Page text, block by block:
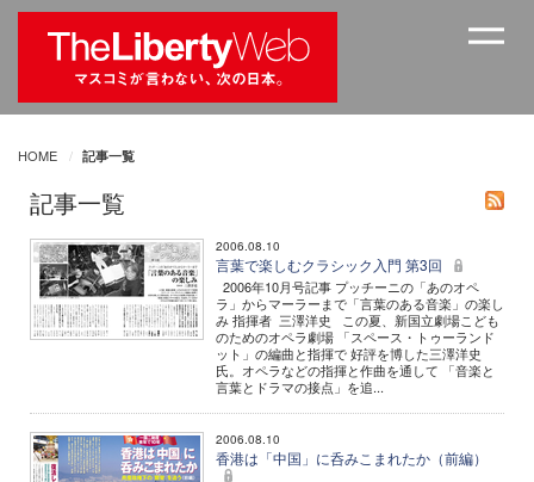
HOME 記事一覧
記事一覧
2006.08.10
言葉で楽しむクラシック入門 第3回
2006年10月号記事 プッチーニの「あのオペ
ラ」からマーラーまで「言葉のある音楽」の楽し
み 指揮者 三澤洋史 この夏、新国立劇場こども
のためのオペラ劇場 「スペース・トゥーランド
ット」の編曲と指揮で 好評を博した三澤洋史
氏。オペラなどの指揮と作曲を通して 「音楽と
言葉とドラマの接点」を追...
2006.08.10
香港は「中国」に呑みこまれたか（前編）